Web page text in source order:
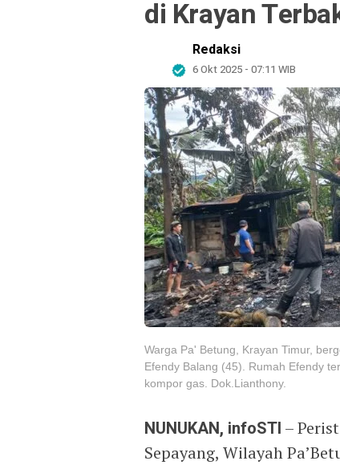
di Krayan
Redaksi
6 Okt 2025 - 07:11 WIB
Warga Pa' Betung, Krayan Timur,
Efendy Balang (45). Rumah Efendy
kompor gas. Dok.Lianthony.
NUNUKAN, infoSTI –
Sepayang, Wilayah